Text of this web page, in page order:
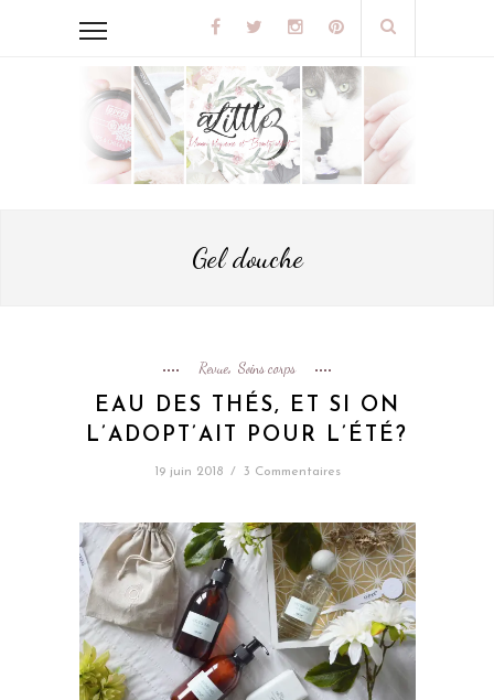
Gel douche
Revue, Soins corps
EAU DES THÉS, ET SI ON
L’ADOPT’AIT POUR L’ÉTÉ?
19 juin 2018 / 3 Commentaires